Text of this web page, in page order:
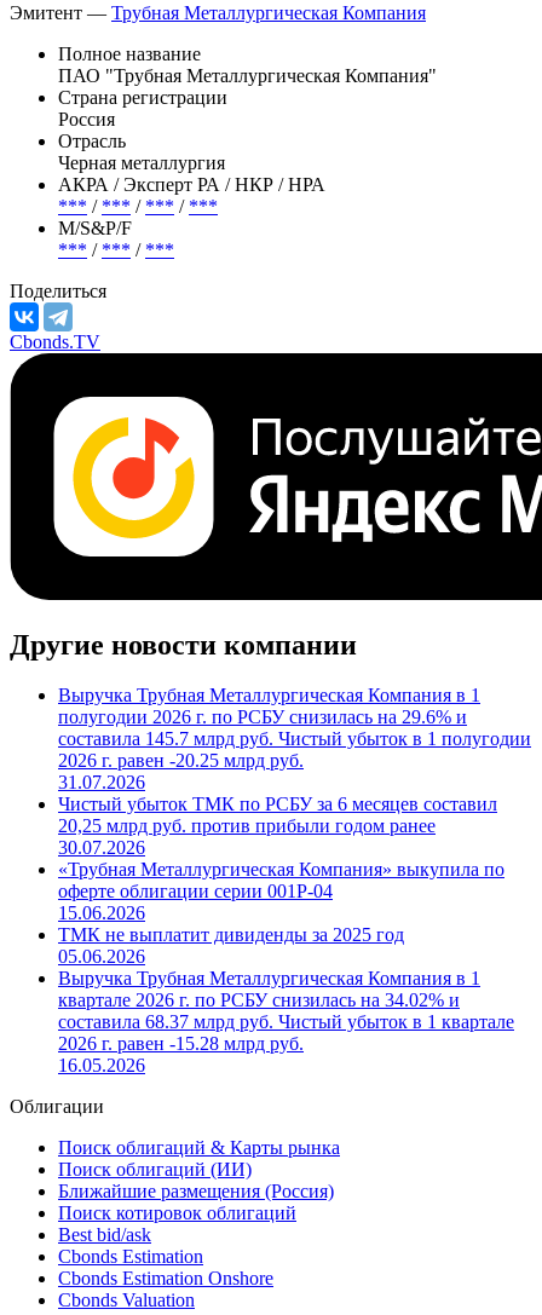
Эмитент — Трубная Металлургическая Компания
Полное название
ПАО "Трубная Металлургическая Компания"
Страна регистрации
Россия
Отрасль
Черная металлургия
АКРА / Эксперт РА / НКР / НРА
*** / *** / *** / ***
М/S&P/F
*** / *** / ***
Поделиться
Cbonds.TV
Другие новости компании
Выручка Трубная Металлургическая Компания в 1
полугодии 2026 г. по РСБУ снизилась на 29.6% и
составила 145.7 млрд руб. Чистый убыток в 1 полугодии
2026 г. равен -20.25 млрд руб.
31.07.2026
Чистый убыток ТМК по РСБУ за 6 месяцев составил
20,25 млрд руб. против прибыли годом ранее
30.07.2026
«Трубная Металлургическая Компания» выкупила по
оферте облигации серии 001P-04
15.06.2026
ТМК не выплатит дивиденды за 2025 год
05.06.2026
Выручка Трубная Металлургическая Компания в 1
квартале 2026 г. по РСБУ снизилась на 34.02% и
составила 68.37 млрд руб. Чистый убыток в 1 квартале
2026 г. равен -15.28 млрд руб.
16.05.2026
Облигации
Поиск облигаций & Карты рынка
Поиск облигаций (ИИ)
Ближайшие размещения (Россия)
Поиск котировок облигаций
Best bid/ask
Cbonds Estimation
Cbonds Estimation Onshore
Cbonds Valuation